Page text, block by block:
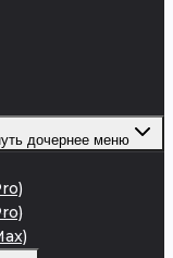
дочернее меню